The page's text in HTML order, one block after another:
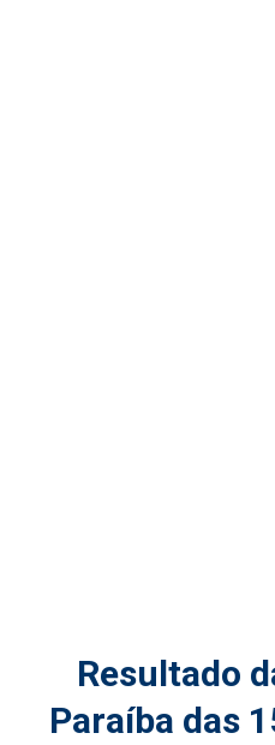
Resultado
Paraíba das